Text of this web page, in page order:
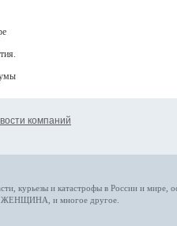
в
компаний
курьезы и катастрофы в России и мире ,
ЖЕНЩИНА , и многое другое